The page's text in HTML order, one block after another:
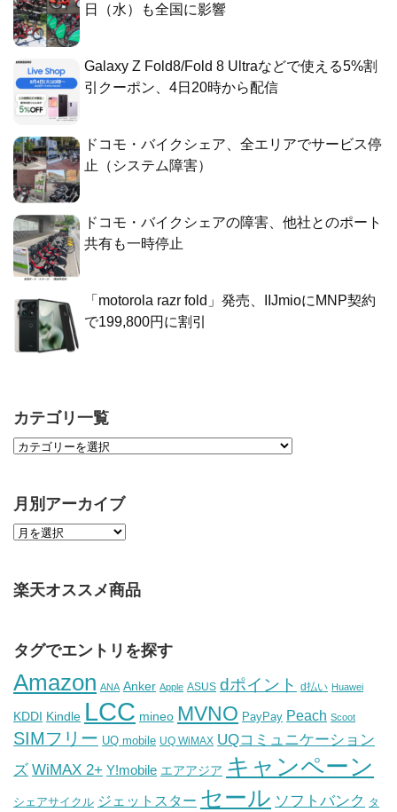
日（水）も全国に影響
Galaxy Z Fold8/Fold 8 Ultraなどで使える5%割
引クーポン、4日20時から配信
ドコモ・バイクシェア、全エリアでサービス停
止（システム障害）
ドコモ・バイクシェアの障害、他社とのポート
共有も一時停止
「motorola razr fold」発売、IIJmioにMNP契約
で199,800円に割引
カテゴリ一覧
月別アーカイブ
楽天オススメ商品
タグでエントリを探す
Amazon ANA Anker Apple ASUS dポイント d払い Huawei
KDDI Kindle LCC mineo MVNO PayPay Peach Scoot
SIMフリー UQ mobile UQ WiMAX UQコミュニケーション
ズ WiMAX 2+ Y!mobile エアアジア キャンペーン
シェアサイクル ジェットスター セール ソフトバンク タ